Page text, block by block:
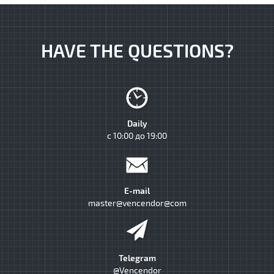
HAVE THE QUESTIONS?
Daily
с 10:00 до 19:00
E-mail
master@vencendor@com
Telegram
@Vencendor